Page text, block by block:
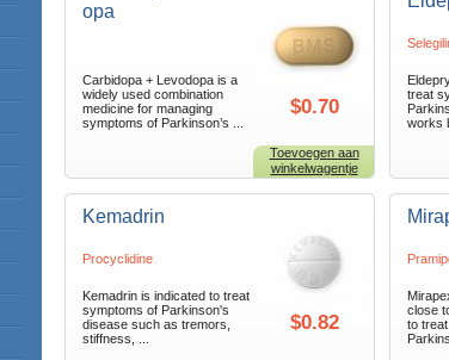
opa
Carbidopa + Levodopa is a
widely used combination
medicine for managing
symptoms of Parkinson’s ...
$0.70
Toevoegen aan
winkelwagentje
treat
works
Kemadrin
Procyclidine
Kemadrin is indicated to treat
symptoms of Parkinson's
disease such as tremors,
stiffness, ...
$0.82
close
to